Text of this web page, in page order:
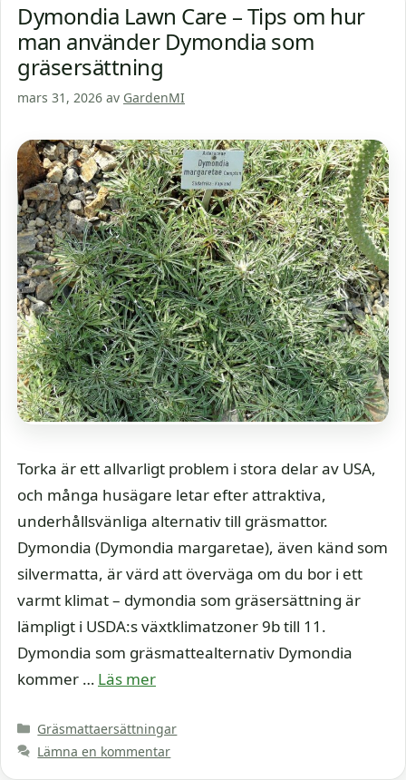
Dymondia Lawn Care – Tips om hur
man använder Dymondia som
gräsersättning
mars 31, 2026 av GardenMI
Torka är ett allvarligt problem i stora delar av USA,
och många husägare letar efter attraktiva,
underhållsvänliga alternativ till gräsmattor.
Dymondia (Dymondia margaretae), även känd som
silvermatta, är värd att överväga om du bor i ett
varmt klimat – dymondia som gräsersättning är
lämpligt i USDA:s växtklimatzoner 9b till 11.
Dymondia som gräsmattealternativ Dymondia
kommer … Läs mer
Kategorier
Gräsmattaersättningar
Lämna en kommentar